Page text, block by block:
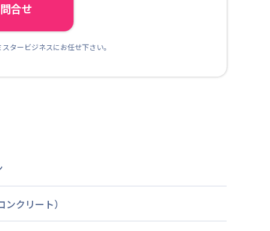
合せ
タービジネスにお任せ下さい。
ンクリート）